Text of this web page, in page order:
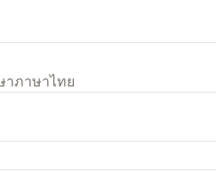
าภาษาไทย